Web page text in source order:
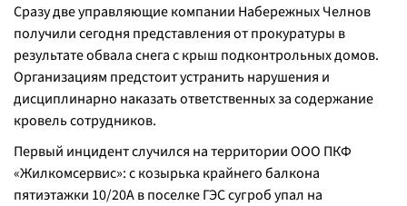
Сразу две управляющие компании Набережных Челнов
получили сегодня представления от прокуратуры в
результате обвала снега с крыш подконтрольных домов.
Организациям предстоит устранить нарушения и
дисциплинарно наказать ответственных за содержание
кровель сотрудников.
Первый инцидент случился на территории ООО ПКФ
«Жилкомсервис»: с козырька крайнего балкона
пятиэтажки 10/20А в поселке ГЭС сугроб упал на